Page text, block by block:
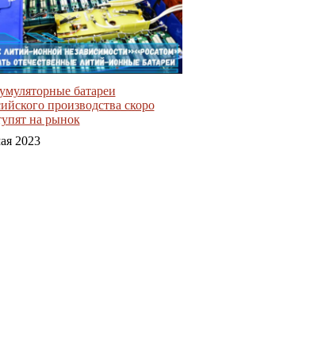
батареи
производства скоро
на рынок
2023